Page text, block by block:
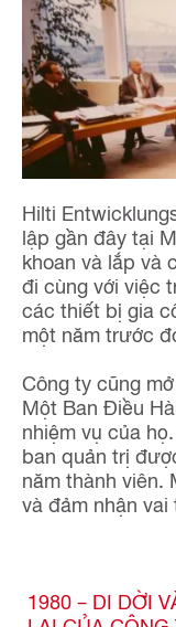
Hilti
lập gần đây tại
khoan và lắp và
đi cùng với việc
các thiết bị gia
một năm trước
Công ty cũng
Một Ban Điều
nhiệm vụ của
ban quản trị
năm thành viên.
và đảm nhận vai
1980 – DI DỜI